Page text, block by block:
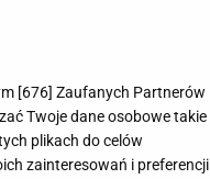
[676] Zaufanych Partnerów
Twoje dane osobowe takie
plikach do celów
zainteresowań i preferencji